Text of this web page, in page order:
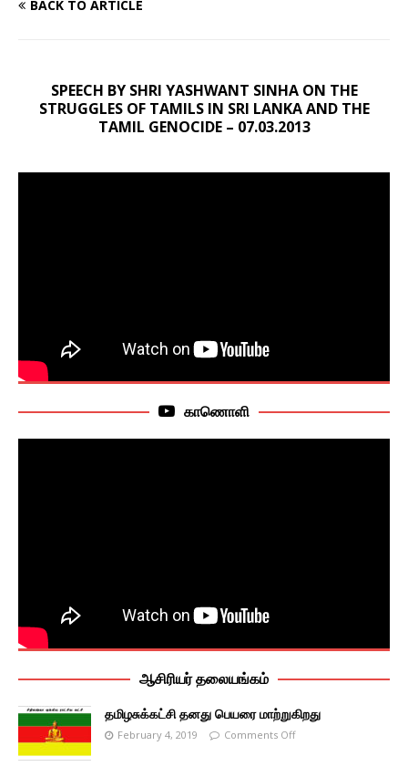
BACK TO ARTICLE
SPEECH BY SHRI YASHWANT SINHA ON THE
STRUGGLES OF TAMILS IN SRI LANKA AND THE
TAMIL GENOCIDE – 07.03.2013
காணொளி
ஆசிரியர் தலையங்கம்
தமிழசுக்கட்சி தனது பெயரை மாற்றுகிறது
February 4, 2019 Comments Off